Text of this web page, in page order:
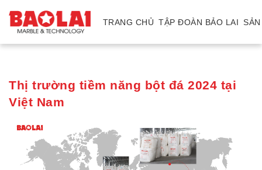
TRANG CHỦ TẬP ĐOÀN BẢO LAI
chủ
Tập
Bảo
Mỏ
Nhà
Thị trường tiềm năng bột đá 2024 tại
Việt Nam